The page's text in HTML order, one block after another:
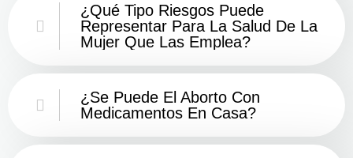
¿Qué Tipo Riesgos Puede
Representar Para La Salud De La
Mujer Que Las Emplea?
¿Se Puede El Aborto Con
Medicamentos En Casa?